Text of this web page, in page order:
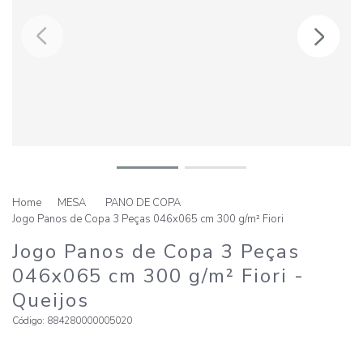
MESA
PANO DE COPA
Jogo Panos de Copa 3 Peças 046x065 cm 300 g/m² Fiori
Jogo Panos de Copa 3 Peças
046x065 cm 300 g/m² Fiori -
Queijos
Código: 884280000005020